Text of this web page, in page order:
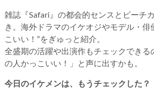
雑誌『Safari』の都会的センスとビーチ
き。海外ドラマのイケオジやモデル・俳
こいい！”をぎゅっと紹介。
全盛期の活躍や出演作もチェックできる
の人かっこいい！」と声に出すかも。
今日のイケメンは、もうチェックした？